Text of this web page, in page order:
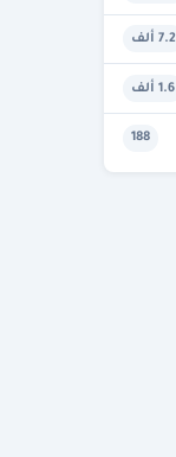
7.2 ألف
1.6 ألف
188